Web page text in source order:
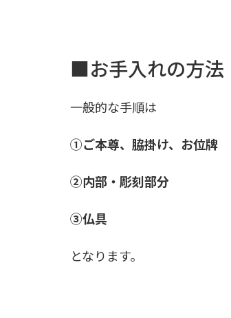
■お手入れの方法
一般的な手順は
①ご本尊、脇掛け、お位牌
②内部・彫刻部分
③仏具
となります。